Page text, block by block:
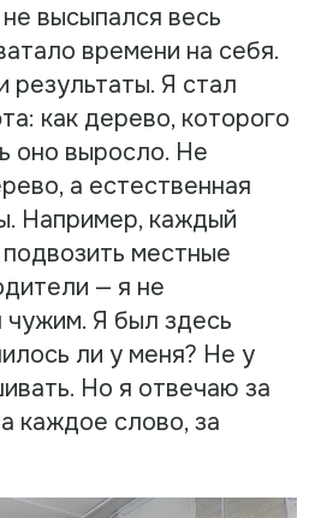
высыпался весь
времени на себя.
результаты. Я стал
как дерево, которого
оно выросло. Не
а естественная
Например, каждый
местные
— я не
чужим. Я был здесь
ли у меня? Не у
Но я отвечаю за
каждое слово, за